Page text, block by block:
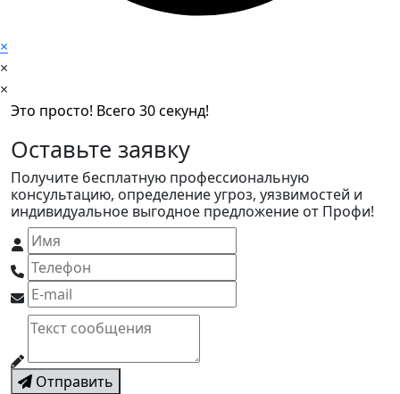
×
×
×
Это просто! Всего 30 секунд!
Оставьте заявку
Получите бесплатную профессиональную
консультацию, определение угроз, уязвимостей и
индивидуальное выгодное предложение от Профи!
Отправить